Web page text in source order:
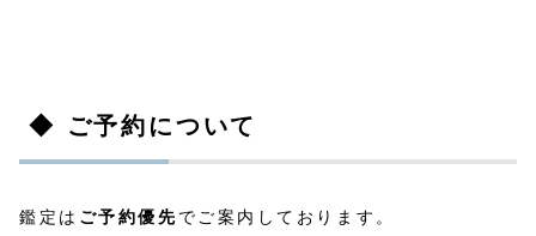
◆ ご予約について
鑑定は ご予約優先でご案内しております。